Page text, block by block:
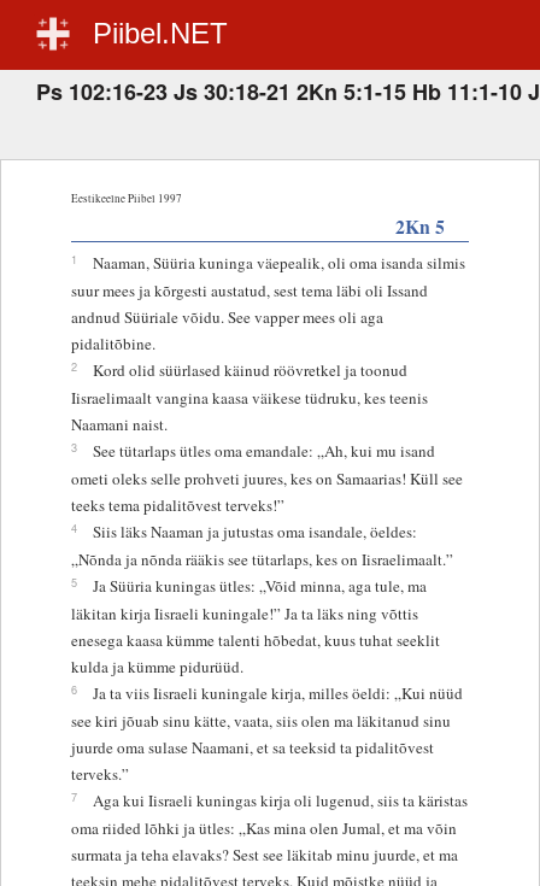
Piibel.NET
Ps 102:16-23 Js 30:18-21 2Kn 5:1-15 Hb 11:1-10
Eestikeelne Piibel 1997
2Kn 5
1
Naaman, Süüria kuninga väepealik, oli oma isanda silmis
suur mees ja kõrgesti austatud, sest tema läbi oli Issand
andnud Süüriale võidu. See vapper mees oli aga
pidalitõbine.
2
Kord olid süürlased käinud röövretkel ja toonud
Iisraelimaalt vangina kaasa väikese tüdruku, kes teenis
Naamani naist.
3
See tütarlaps ütles oma emandale: „Ah, kui mu isand
ometi oleks selle prohveti juures, kes on Samaarias! Küll see
teeks tema pidalitõvest terveks!”
4
Siis läks Naaman ja jutustas oma isandale, öeldes:
„Nõnda ja nõnda rääkis see tütarlaps, kes on Iisraelimaalt.”
5
Ja Süüria kuningas ütles: „Võid minna, aga tule, ma
läkitan kirja Iisraeli kuningale!” Ja ta läks ning võttis
enesega kaasa kümme talenti hõbedat, kuus tuhat seeklit
kulda ja kümme pidurüüd.
6
Ja ta viis Iisraeli kuningale kirja, milles öeldi: „Kui nüüd
see kiri jõuab sinu kätte, vaata, siis olen ma läkitanud sinu
juurde oma sulase Naamani, et sa teeksid ta pidalitõvest
terveks.”
7
Aga kui Iisraeli kuningas kirja oli lugenud, siis ta käristas
oma riided lõhki ja ütles: „Kas mina olen Jumal, et ma võin
surmata ja teha elavaks? Sest see läkitab minu juurde, et ma
teeksin mehe pidalitõvest terveks. Kuid mõistke nüüd ja